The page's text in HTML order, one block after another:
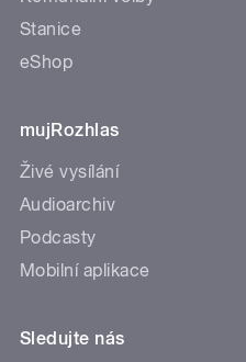
Stanice
eShop
mujRozhlas
Živé vysílání
Audioarchiv
Podcasty
Mobilní aplikace
Sledujte nás